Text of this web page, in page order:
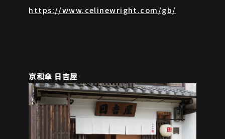
https://www.celinewright.com/gb/
京和傘 日吉屋